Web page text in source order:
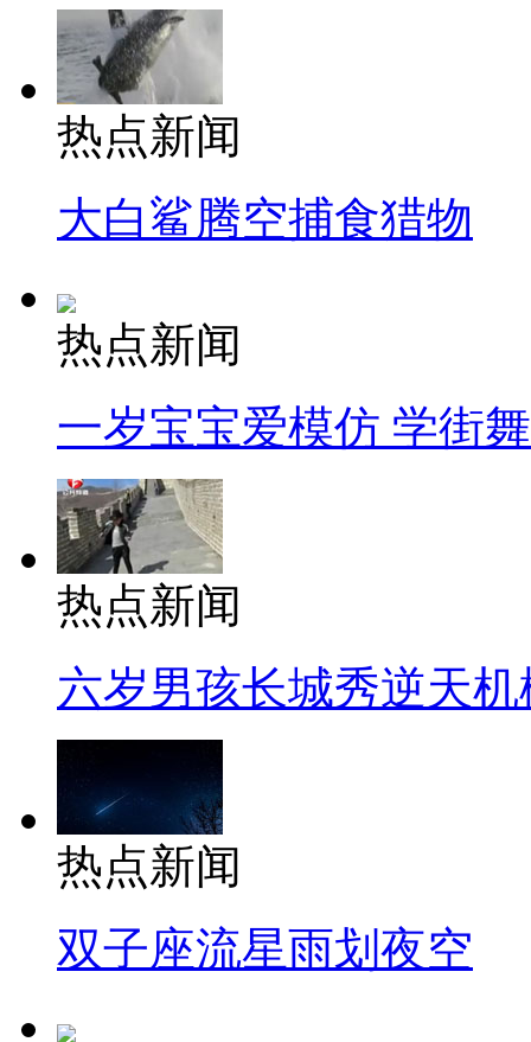
热点新闻
大白鲨腾空捕食猎物
热点新闻
一岁宝宝爱模仿 学街
热点新闻
六岁男孩长城秀逆天机
热点新闻
双子座流星雨划夜空